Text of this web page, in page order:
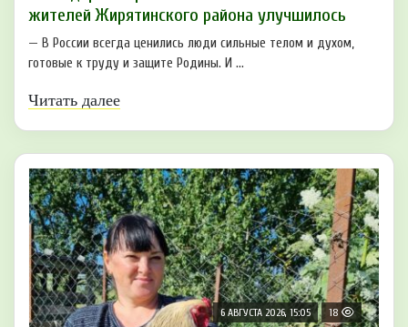
жителей Жирятинского района улучшилось
— В России всегда ценились люди сильные телом и духом,
готовые к труду и защите Родины. И ...
Читать далее
6 АВГУСТА 2026, 15:05 18